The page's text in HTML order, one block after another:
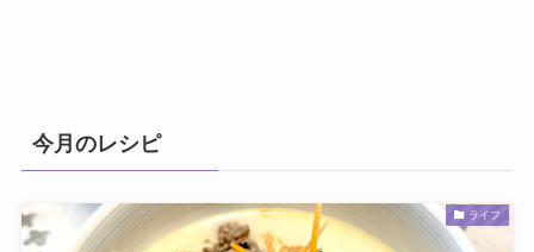
今月のレシピ
ライフ